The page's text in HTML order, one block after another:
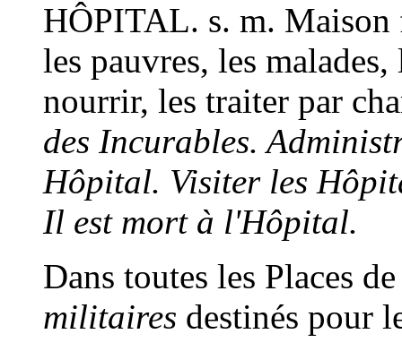
HÔPITAL. s. m. Maison
les pauvres, les
nourrir, les traiter par
des Incurables.
Hôpital. Visiter les
Il est mort à l'Hôpital.
Dans toutes les Places
militaires destinés pour